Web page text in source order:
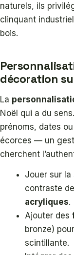
naturels, ils
clinquant
bois.
décoration
La
Noël qui a du
prénoms, dates
écorces — un
cherchent
Jouer sur
contraste
acryliques.
Ajouter des
bronze)
scintillante.